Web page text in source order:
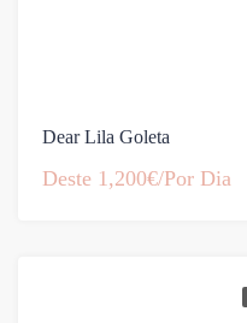
Dear Lila Goleta
Deste 1,200€/Por Dia